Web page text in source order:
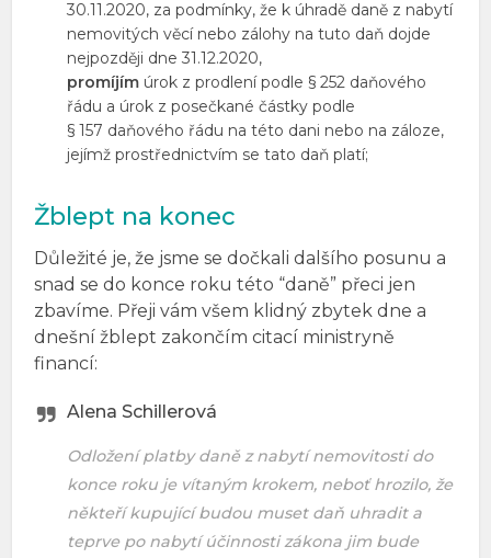
30.11.2020, za podmínky, že k úhradě daně z nabytí
nemovitých věcí nebo zálohy na tuto daň dojde
nejpozději dne 31.12.2020,
promíjím úrok z prodlení podle § 252 daňového
řádu a úrok z posečkané částky podle
§ 157 daňového řádu na této dani nebo na záloze,
jejímž prostřednictvím se tato daň platí;
Žblept na konec
Důležité je, že jsme se dočkali dalšího posunu a
snad se do konce roku této “daně” přeci jen
zbavíme. Přeji vám všem klidný zbytek dne a
dnešní žblept zakončím citací ministryně
financí:
Alena Schillerová
Odložení platby daně z nabytí nemovitosti do
konce roku je vítaným krokem, neboť hrozilo, že
někteří kupující budou muset daň uhradit a
teprve po nabytí účinnosti zákona jim bude